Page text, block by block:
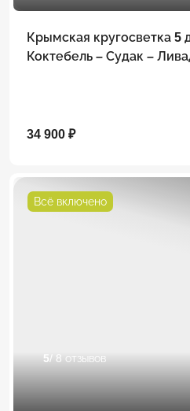
Крымская кругосветка 5
Коктебель – Судак –
34 900 ₽
Всё включено
5/ 8 отзывов